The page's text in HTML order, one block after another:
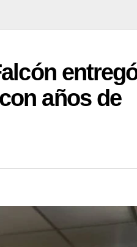
años de